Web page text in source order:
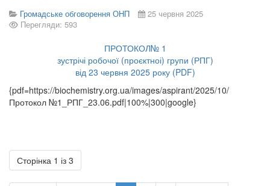
Громадське обговорення ОНП
25 червня 2025
Перегляди: 593
ПРОТОКОЛ№ 1
зустрічі робочої (проєктноі) групи (РПГ)
від 23 червня 2025 року (PDF)
{pdf=https://biochemistry.org.ua/images/aspirant/2025/10/
Протокол №1_РПГ_23.06.pdf|100%|300|google}
Сторінка 1 із 3